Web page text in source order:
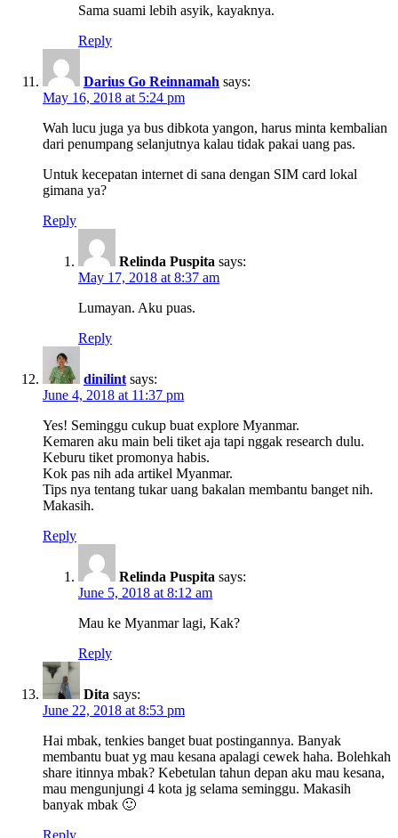
Sama suami lebih asyik, kayaknya.
Reply
Darius Go Reinnamah says:
May 16, 2018 at 5:24 pm
Wah lucu juga ya bus dibkota yangon, harus minta kembalian
dari penumpang selanjutnya kalau tidak pakai uang pas.
Untuk kecepatan internet di sana dengan SIM card lokal
gimana ya?
Reply
Relinda Puspita says:
May 17, 2018 at 8:37 am
Lumayan. Aku puas.
Reply
dinilint says:
June 4, 2018 at 11:37 pm
Yes! Seminggu cukup buat explore Myanmar.
Kemaren aku main beli tiket aja tapi nggak research dulu.
Keburu tiket promonya habis.
Kok pas nih ada artikel Myanmar.
Tips nya tentang tukar uang bakalan membantu banget nih.
Makasih.
Reply
Relinda Puspita says:
June 5, 2018 at 8:12 am
Mau ke Myanmar lagi, Kak?
Reply
Dita says:
June 22, 2018 at 8:53 pm
Hai mbak, tenkies banget buat postingannya. Banyak
membantu buat yg mau kesana apalagi cewek haha. Bolehkah
share itinnya mbak? Kebetulan tahun depan aku mau kesana,
mau mengunjungi 4 kota jg selama seminggu. Makasih
banyak mbak 🙂
Reply